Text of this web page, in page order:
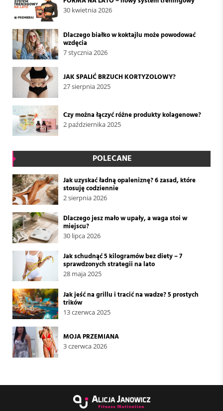
30 kwietnia 2026
Dlaczego białko w koktajlu może powodować
wzdęcia
7 stycznia 2026
JAK SPALIĆ BRZUCH KORTYZOLOWY?
27 sierpnia 2025
Czy można łączyć różne produkty kolagenowe?
2 października 2025
POLECANE
Jak uzyskać ładną opaleniznę? 6 zasad, które
stosuję codziennie
2 sierpnia 2026
Dlaczego jesz mało w upały, a waga stoi w
miejscu?
30 lipca 2026
Jak schudnąć 5 kilogramów bez diety – 7
sprawdzonych strategii na lato
28 maja 2025
Jak jeść na grillu i tracić na wadze? 5 prostych
trików
13 czerwca 2025
MOJA PRZEMIANA
3 czerwca 2026